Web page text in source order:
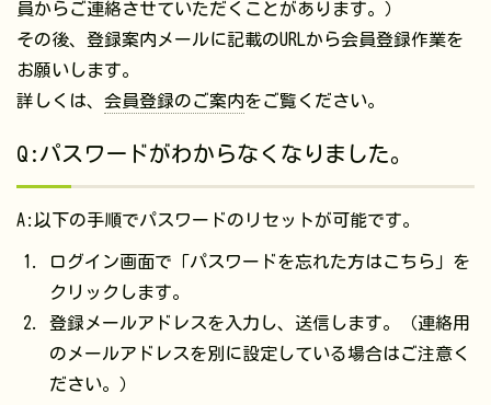
員からご連絡させていただくことがあります。）
その後、登録案内メールに記載のURLから会員登録作業を
お願いします。
詳しくは、 会員登録のご案内をご覧ください。
Q:パスワードがわからなくなりました。
A:以下の手順でパスワードのリセットが可能です。
ログイン画面で「パスワードを忘れた方はこちら」を
クリックします。
登録メールアドレスを入力し、送信します。（連絡用
のメールアドレスを別に設定している場合はご注意く
ださい。）